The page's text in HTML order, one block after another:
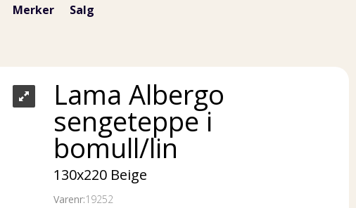
Merker Salg
Lama Albergo
sengeteppe i
bomull/lin
130x220 Beige
Varenr:19252